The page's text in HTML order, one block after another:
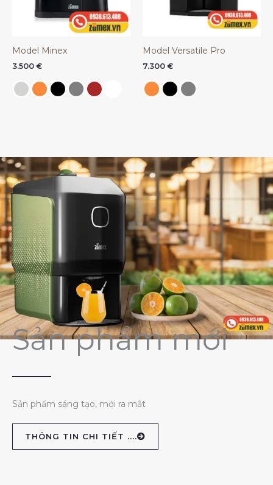
Model Minex
3.500 €
Model Versatile Pro
7.300 €
Sản phẩm mới
Sản phẩm sáng tạo, mới ra mắt
THÔNG TIN CHI TIẾT ....